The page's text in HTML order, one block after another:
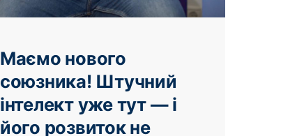
Маємо нового
союзника! Штучний
інтелект уже тут — і
його розвиток не